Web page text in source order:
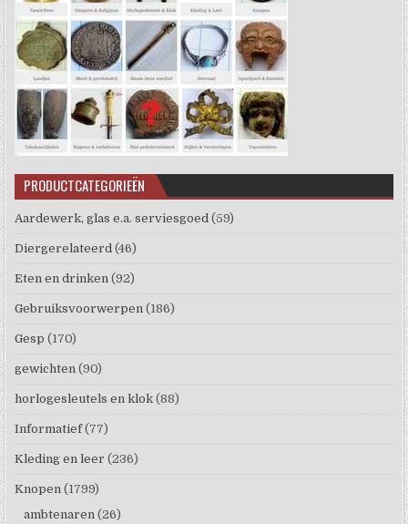
PRODUCTCATEGORIEËN
Aardewerk, glas e.a. serviesgoed (59)
Diergerelateerd (46)
Eten en drinken (92)
Gebruiksvoorwerpen (186)
Gesp (170)
gewichten (90)
horlogesleutels en klok (88)
Informatief (77)
Kleding en leer (236)
Knopen (1799)
ambtenaren (26)